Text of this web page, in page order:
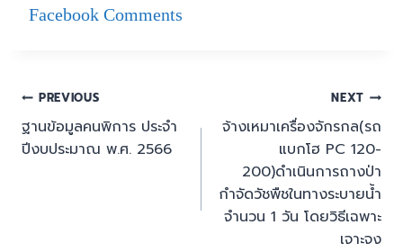
Facebook Comments
PREVIOUS
ฐานข้อมูลคนพิการ ประจำ
ปีงบประมาณ พ.ศ. 2566
NEXT
จ้างเหมาเครื่องจักรกล(รถ
แบกโฮ PC 120-
200)ดำเนินการถางป่า
กำจัดวัชพืชในทางระบายน้ำ
จำนวน 1 วัน โดยวิธีเฉพาะ
เจาะจง